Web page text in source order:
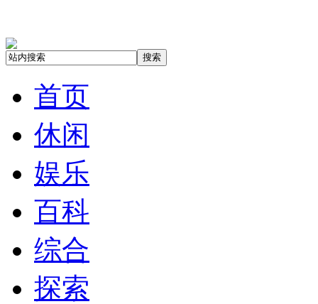
搜索
首页
休闲
娱乐
百科
综合
探索